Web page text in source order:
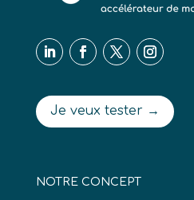
Je veux tester →
NOTRE CONCEPT